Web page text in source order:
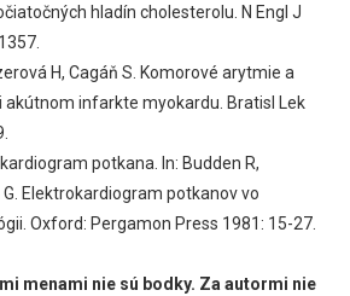
hladín cholesterolu. N Engl J
H, Cagáň S. Komorové arytmie a
akútnom infarkte myokardu. Bratisl Lek
potkana. In: Budden R,
Elektrokardiogram potkanov vo
Oxford: Pergamon Press 1981: 15-27.
menami nie sú bodky. Za autormi nie